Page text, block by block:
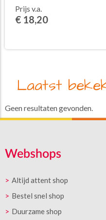
Prijs v.a.
€ 18,20
Laatst
Geen resultaten gevonden.
Webshops
Altijd attent shop
Bestel snel shop
Duurzame shop